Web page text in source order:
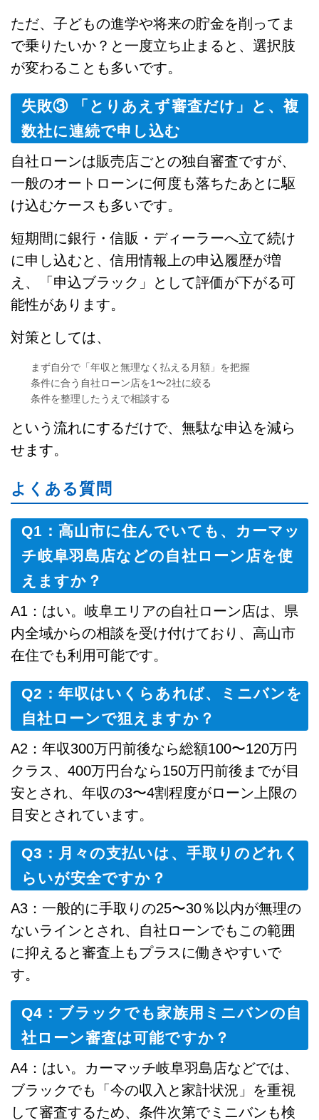
ただ、子どもの進学や将来の貯金を削ってま
で乗りたいか？と一度立ち止まると、選択肢
が変わることも多いです。
失敗③ 「とりあえず審査だけ」と、複
数社に連続で申し込む
自社ローンは販売店ごとの独自審査ですが、
一般のオートローンに何度も落ちたあとに駆
け込むケースも多いです。
短期間に銀行・信販・ディーラーへ立て続け
に申し込むと、信用情報上の申込履歴が増
え、「申込ブラック」として評価が下がる可
能性があります。
対策としては、
まず自分で「年収と無理なく払える月額」を把握
条件に合う自社ローン店を1〜2社に絞る
条件を整理したうえで相談する
という流れにするだけで、無駄な申込を減ら
せます。
よくある質問
Q1：高山市に住んでいても、カーマッ
チ岐阜羽島店などの自社ローン店を使
えますか？
A1：はい。岐阜エリアの自社ローン店は、県
内全域からの相談を受け付けており、高山市
在住でも利用可能です。
Q2：年収はいくらあれば、ミニバンを
自社ローンで狙えますか？
A2：年収300万円前後なら総額100〜120万円
クラス、400万円台なら150万円前後までが目
安とされ、年収の3〜4割程度がローン上限の
目安とされています。
Q3：月々の支払いは、手取りのどれく
らいが安全ですか？
A3：一般的に手取りの25〜30％以内が無理の
ないラインとされ、自社ローンでもこの範囲
に抑えると審査上もプラスに働きやすいで
す。
Q4：ブラックでも家族用ミニバンの自
社ローン審査は可能ですか？
A4：はい。カーマッチ岐阜羽島店などでは、
ブラックでも「今の収入と家計状況」を重視
して審査するため、条件次第でミニバンも検